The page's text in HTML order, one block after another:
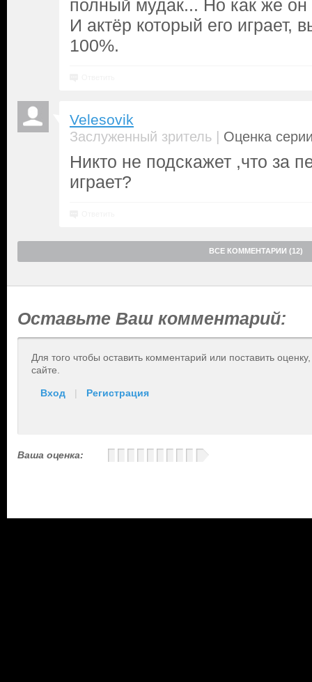
полный мудак... Но как же
И актёр который его играет,
100%.
Velesovik
Заслуженный зритель | Оценка
Никто не подскажет ,что за
играет?
ВСЕ КОММЕНТАРИИ (12)
Оставьте Ваш комментарий:
Для того чтобы оставить комментарий или поставить
сайте.
Вход | Регистрация
Ваша оценка: